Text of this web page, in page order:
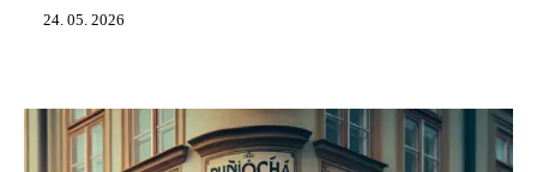
24. 05. 2026